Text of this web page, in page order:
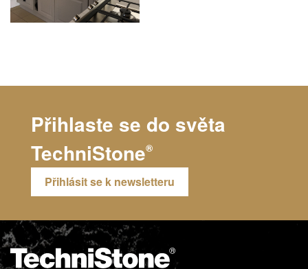
Přihlaste se do světa
TechniStone®
Přihlásit se k newsletteru